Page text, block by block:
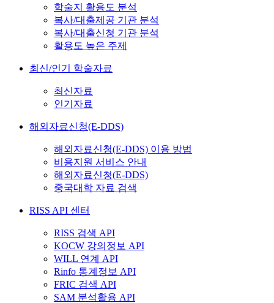
학술지 활용도 분석
복사/대출제공 기관 분석
복사/대출신청 기관 분석
활용도 높은 주제
최신/인기 학술자료
최신자료
인기자료
해외자료신청(E-DDS)
해외자료신청(E-DDS) 이용 방법
비용지원 서비스 안내
해외자료신청(E-DDS)
중국대학 자료 검색
RISS API 센터
RISS 검색 API
KOCW 강의정보 API
WILL 연계 API
Rinfo 통계정보 API
FRIC 검색 API
SAM 분석활용 API